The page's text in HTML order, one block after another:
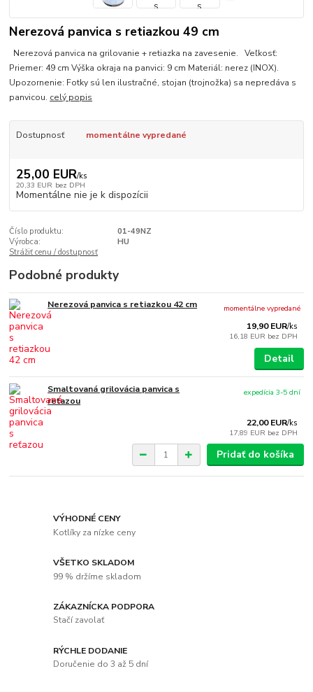
Nerezová panvica s retiazkou 49 cm
Nerezová panvica na grilovanie + retiazka na zavesenie. Veľkosť:
Priemer: 49 cm Výška okraja na panvici: 9 cm Materiál: nerez (INOX).
Upozornenie: Fotky sú len ilustračné, stojan (trojnožka) sa nepredáva s
panvicou. celý popis
Dostupnosť momentálne vypredané
25,00 EUR/ks
20,33 EUR bez DPH
Momentálne nie je k dispozícii
Číslo produktu:
01-49NZ
Výrobca:
HU
Strážiť cenu / dostupnosť
Podobné produkty
Nerezová panvica s retiazkou 42 cm
19,90 EUR/ks
16,18 EUR bez DPH
momentálne vypredané
Detail
Smaltovaná grilovácia panvica s
reťazou
22,00 EUR/ks
17,89 EUR bez DPH
expedícia 3-5 dní
Pridať do košíka
VÝHODNÉ CENY
Kotlíky za nízke ceny
VŠETKO SKLADOM
99 % držíme skladom
ZÁKAZNÍCKA PODPORA
Stačí zavolať
RÝCHLE DODANIE
Doručenie do 3 až 5 dní